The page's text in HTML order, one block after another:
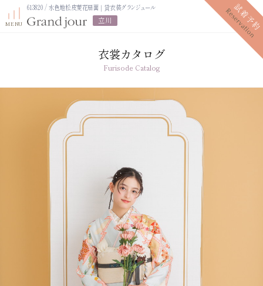
613820 / 水色地松皮菱花扇面｜貸衣装グランジュール
立川
振袖レンタルプラン
写真だけの成人式プラン
ママ振袖相談会
衣裳カタログ
Furisode Catalog